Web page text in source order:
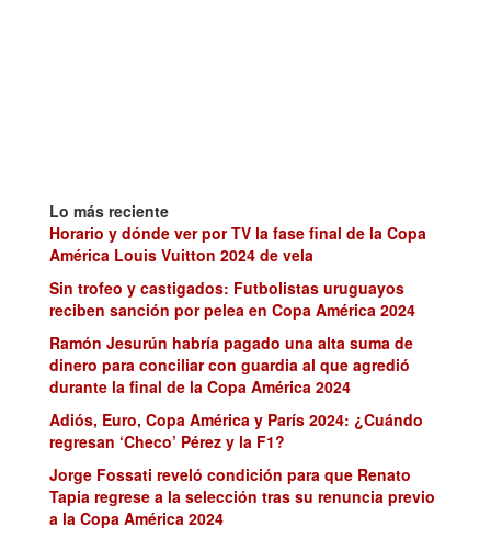
Lo más reciente
Horario y dónde ver por TV la fase final de la Copa
América Louis Vuitton 2024 de vela
Sin trofeo y castigados: Futbolistas uruguayos
reciben sanción por pelea en Copa América 2024
Ramón Jesurún habría pagado una alta suma de
dinero para conciliar con guardia al que agredió
durante la final de la Copa América 2024
Adiós, Euro, Copa América y París 2024: ¿Cuándo
regresan ‘Checo’ Pérez y la F1?
Jorge Fossati reveló condición para que Renato
Tapia regrese a la selección tras su renuncia previo
a la Copa América 2024